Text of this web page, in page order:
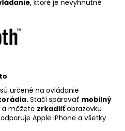
, ktoré je nevyhnutné
určené na ovládanie
Stačí spárovať mobilný
a môžete zrkadliťobrazovku
Apple iPhone a všetky